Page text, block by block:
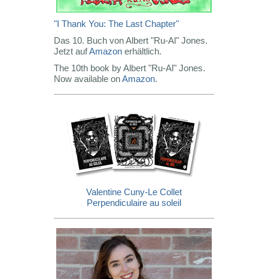
"I Thank You: The Last Chapter"
Das 10. Buch von Albert "Ru-Al" Jones.
Jetzt aufAmazon erhältlich.
The 10th book by Albert "Ru-Al" Jones.
Now available onAmazon.
Valentine Cuny-Le Collet
Perpendiculaire au soleil